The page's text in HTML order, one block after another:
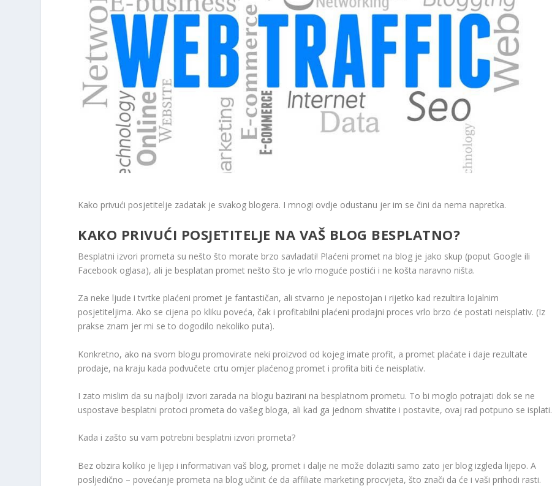
Kako privući posjetitelje zadatak je svakog blogera. I mnogi ovdje odustanu jer im se čini da nema napretka.
KAKO PRIVUĆI POSJETITELJE NA VAŠ BLOG BESPLATNO?
Besplatni izvori prometa su nešto što morate brzo savladati! Plaćeni promet na blog je jako skup (poput Google ili
Facebook oglasa), ali je besplatan promet nešto što je vrlo moguće postići i ne košta naravno ništa.
Za neke ljude i tvrtke plaćeni promet je fantastičan, ali stvarno je nepostojan i rijetko kad rezultira lojalnim
posjetiteljima. Ako se cijena po kliku poveća, čak i profitabilni plaćeni prodajni proces vrlo brzo će postati neisplativ. (Iz
prakse znam jer mi se to dogodilo nekoliko puta).
Konkretno, ako na svom blogu promovirate neki proizvod od kojeg imate profit, a promet plaćate i daje rezultate
prodaje, na kraju kada podvučete crtu omjer plaćenog promet i profita biti će neisplativ.
I zato mislim da su najbolji izvori zarada na blogu bazirani na besplatnom prometu. To bi moglo potrajati dok se ne
uspostave besplatni protoci prometa do vašeg bloga, ali kad ga jednom shvatite i postavite, ovaj rad potpuno se isplati.
Kada i zašto su vam potrebni besplatni izvori prometa?
Bez obzira koliko je lijep i informativan vaš blog, promet i dalje ne može dolaziti samo zato jer blog izgleda lijepo. A
posljedično – povećanje prometa na blog učinit će da affiliate marketing procvjeta, što znači da će i vaši prihodi rasti.